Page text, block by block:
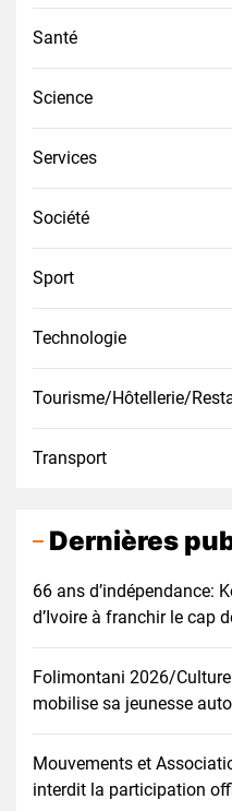
Santé
Science
Services
Société
Sport
Technologie
Tourisme/Hôtellerie/
Transport
Dernières
66 ans d’indépendance:
d’Ivoire à franchir le cap
Folimontani 2026/
mobilise sa jeunesse
Mouvements et
interdit la participation